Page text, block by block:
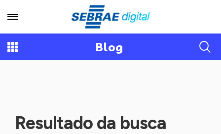
Blog
Resultado da busca